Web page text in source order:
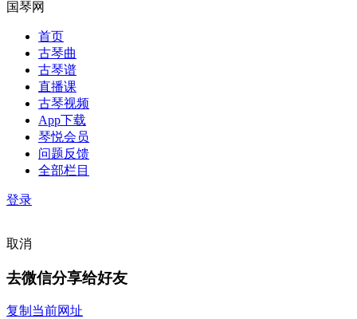
国琴网
首页
古琴曲
古琴谱
直播课
古琴视频
App下载
琴悦会员
问题反馈
全部栏目
登录
取消
去微信分享给好友
复制当前网址